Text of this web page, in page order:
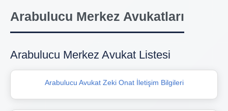
Arabulucu Merkez Avukatları
Arabulucu Merkez Avukat Listesi
Arabulucu Avukat Zeki Onat İletişim Bilgileri